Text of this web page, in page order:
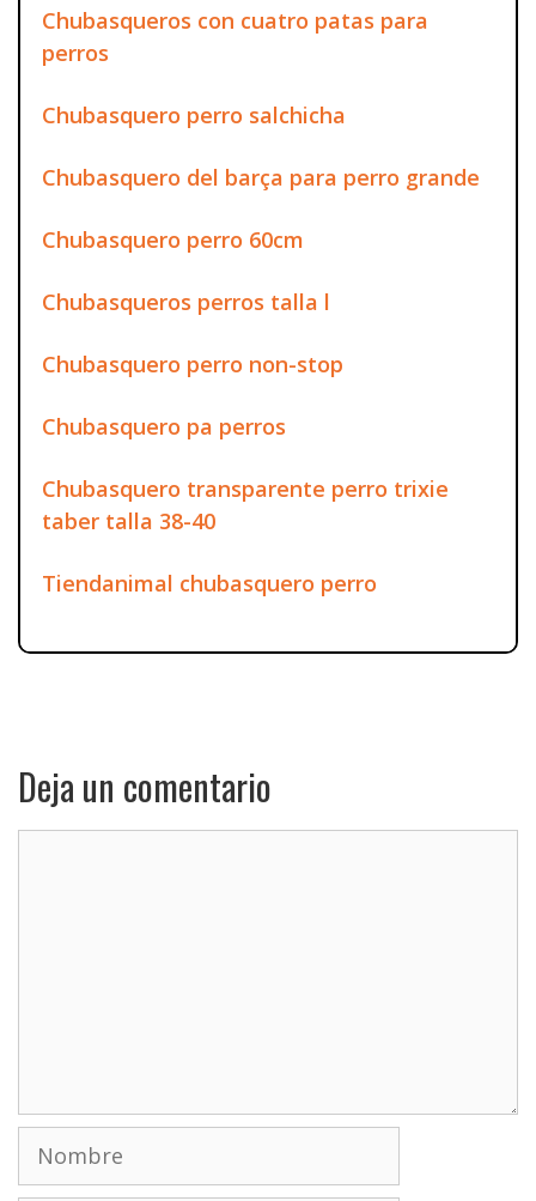
Chubasqueros con cuatro patas para
perros
Chubasquero perro salchicha
Chubasquero del barça para perro grande
Chubasquero perro 60cm
Chubasqueros perros talla l
Chubasquero perro non-stop
Chubasquero pa perros
Chubasquero transparente perro trixie
taber talla 38-40
Tiendanimal chubasquero perro
Deja un comentario
Nombre